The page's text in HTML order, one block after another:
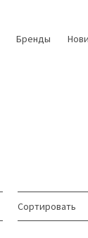
Бренды
Сортировать